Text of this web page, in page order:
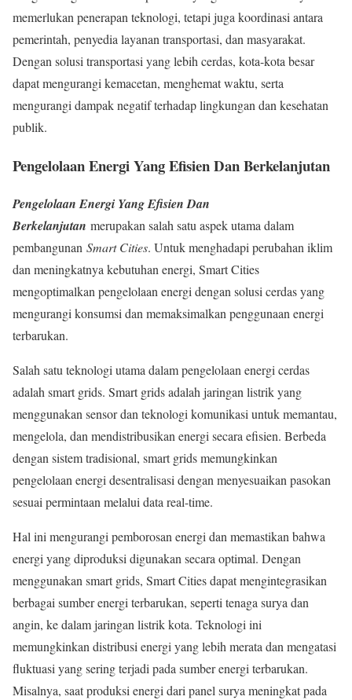
memerlukan penerapan teknologi, tetapi juga koordinasi antara
pemerintah, penyedia layanan transportasi, dan masyarakat.
Dengan solusi transportasi yang lebih cerdas, kota-kota besar
dapat mengurangi kemacetan, menghemat waktu, serta
mengurangi dampak negatif terhadap lingkungan dan kesehatan
publik.
Pengelolaan Energi Yang Efisien Dan Berkelanjutan
Pengelolaan Energi Yang Efisien Dan
Berkelanjutan merupakan salah satu aspek utama dalam
pembangunan Smart Cities. Untuk menghadapi perubahan iklim
dan meningkatnya kebutuhan energi, Smart Cities
mengoptimalkan pengelolaan energi dengan solusi cerdas yang
mengurangi konsumsi dan memaksimalkan penggunaan energi
terbarukan.
Salah satu teknologi utama dalam pengelolaan energi cerdas
adalah smart grids. Smart grids adalah jaringan listrik yang
menggunakan sensor dan teknologi komunikasi untuk memantau,
mengelola, dan mendistribusikan energi secara efisien. Berbeda
dengan sistem tradisional, smart grids memungkinkan
pengelolaan energi desentralisasi dengan menyesuaikan pasokan
sesuai permintaan melalui data real-time.
Hal ini mengurangi pemborosan energi dan memastikan bahwa
energi yang diproduksi digunakan secara optimal. Dengan
menggunakan smart grids, Smart Cities dapat mengintegrasikan
berbagai sumber energi terbarukan, seperti tenaga surya dan
angin, ke dalam jaringan listrik kota. Teknologi ini
memungkinkan distribusi energi yang lebih merata dan mengatasi
fluktuasi yang sering terjadi pada sumber energi terbarukan.
Misalnya, saat produksi energi dari panel surya meningkat pada